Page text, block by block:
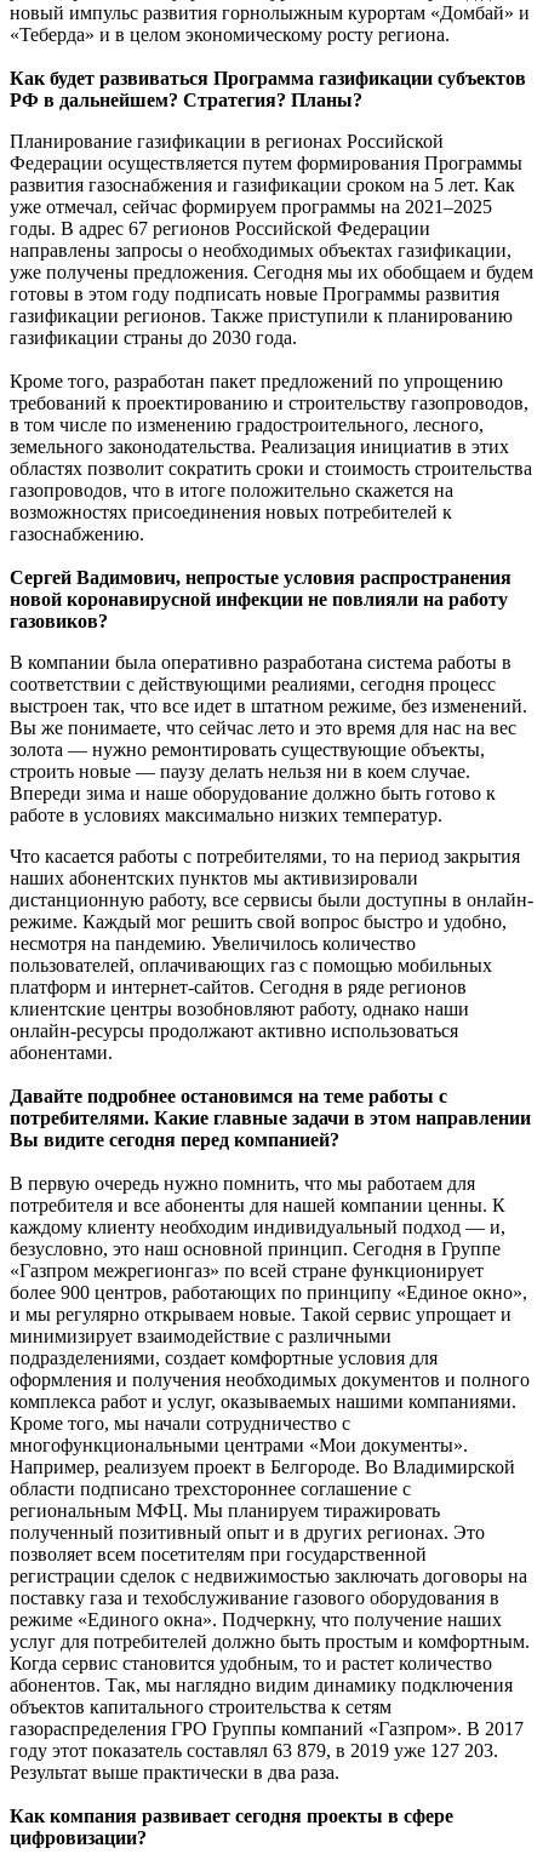
новый импульс развития горнолыжным курортам «Домбай» и
«Теберда» и в целом экономическому росту региона.
Как будет развиваться Программа газификации субъектов
РФ в дальнейшем? Стратегия? Планы?
Планирование газификации в регионах Российской
Федерации осуществляется путем формирования Программы
развития газоснабжения и газификации сроком на 5 лет. Как
уже отмечал, сейчас формируем программы на 2021–2025
годы. В адрес 67 регионов Российской Федерации
направлены запросы о необходимых объектах газификации,
уже получены предложения. Сегодня мы их обобщаем и будем
готовы в этом году подписать новые Программы развития
газификации регионов. Также приступили к планированию
газификации страны до 2030 года.
Кроме того, разработан пакет предложений по упрощению
требований к проектированию и строительству газопроводов,
в том числе по изменению градостроительного, лесного,
земельного законодательства. Реализация инициатив в этих
областях позволит сократить сроки и стоимость строительства
газопроводов, что в итоге положительно скажется на
возможностях присоединения новых потребителей к
газоснабжению.
Сергей Вадимович, непростые условия распространения
новой коронавирусной инфекции не повлияли на работу
газовиков?
В компании была оперативно разработана система работы в
соответствии с действующими реалиями, сегодня процесс
выстроен так, что все идет в штатном режиме, без изменений.
Вы же понимаете, что сейчас лето и это время для нас на вес
золота — нужно ремонтировать существующие объекты,
строить новые — паузу делать нельзя ни в коем случае.
Впереди зима и наше оборудование должно быть готово к
работе в условиях максимально низких температур.
Что касается работы с потребителями, то на период закрытия
наших абонентских пунктов мы активизировали
дистанционную работу, все сервисы были доступны в онлайн-
режиме. Каждый мог решить свой вопрос быстро и удобно,
несмотря на пандемию. Увеличилось количество
пользователей, оплачивающих газ с помощью мобильных
платформ и интернет-сайтов. Сегодня в ряде регионов
клиентские центры возобновляют работу, однако наши
онлайн-ресурсы продолжают активно использоваться
абонентами.
Давайте подробнее остановимся на теме работы с
потребителями. Какие главные задачи в этом направлении
Вы видите сегодня перед компанией?
В первую очередь нужно помнить, что мы работаем для
потребителя и все абоненты для нашей компании ценны. К
каждому клиенту необходим индивидуальный подход — и,
безусловно, это наш основной принцип. Сегодня в Группе
«Газпром межрегионгаз» по всей стране функционирует
более 900 центров, работающих по принципу «Единое окно»,
и мы регулярно открываем новые. Такой сервис упрощает и
минимизирует взаимодействие с различными
подразделениями, создает комфортные условия для
оформления и получения необходимых документов и полного
комплекса работ и услуг, оказываемых нашими компаниями.
Кроме того, мы начали сотрудничество с
многофункциональными центрами «Мои документы».
Например, реализуем проект в Белгороде. Во Владимирской
области подписано трехстороннее соглашение с
региональным МФЦ. Мы планируем тиражировать
полученный позитивный опыт и в других регионах. Это
позволяет всем посетителям при государственной
регистрации сделок с недвижимостью заключать договоры на
поставку газа и техобслуживание газового оборудования в
режиме «Единого окна». Подчеркну, что получение наших
услуг для потребителей должно быть простым и комфортным.
Когда сервис становится удобным, то и растет количество
абонентов. Так, мы наглядно видим динамику подключения
объектов капитального строительства к сетям
газораспределения ГРО Группы компаний «Газпром». В 2017
году этот показатель составлял 63 879, в 2019 уже 127 203.
Результат выше практически в два раза.
Как компания развивает сегодня проекты в сфере
цифровизации?